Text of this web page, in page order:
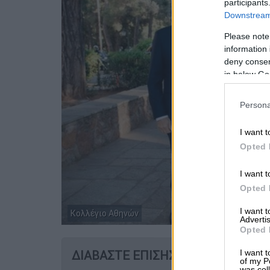
Please
information
deny
in below
I want
Opted
I want
Opted
I want
Opted
I want
of my
Κολλέγιο Αθηνών
ΔΙΑΒΑΣΤΕ ΕΠΙΣΗΣ